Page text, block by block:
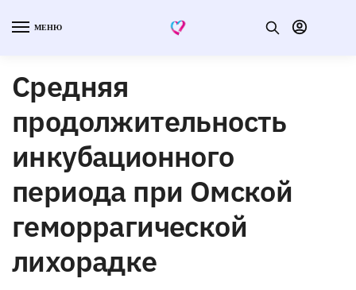
МЕНЮ
Средняя
продолжительность
инкубационного
периода при Омской
геморрагической
лихорадке